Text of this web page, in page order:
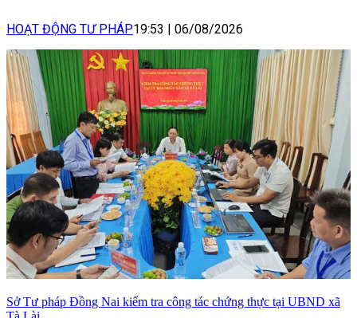
HOẠT ĐỘNG TƯ PHÁP19:53 | 06/08/2026
Sở Tư pháp Đồng Nai kiểm tra công tác chứng thực tại UBND xã